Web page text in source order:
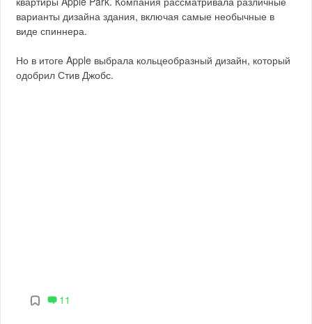
варианты дизайна здания, включая самые необычные в
виде спиннера.
Но в итоге Apple выбрала кольцеобразный дизайн, который
одобрил Стив Джобс.
11